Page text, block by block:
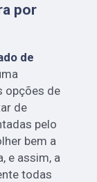
por
de
opções de
de
pelo
bem a
e assim, a
todas